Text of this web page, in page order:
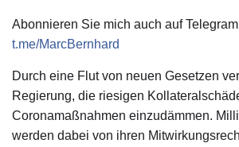
Abonnieren Sie mich auch auf
t.me/MarcBernhard
Durch eine Flut von neuen Gesetzen
Regierung, die riesigen
Coronamaßnahmen einzudämmen.
werden dabei von ihren